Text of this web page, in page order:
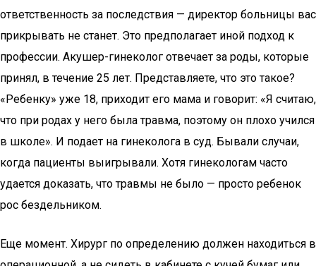
ответственность за последствия — директор больницы вас
прикрывать не станет. Это предполагает иной подход к
профессии. Акушер-гинеколог отвечает за роды, которые
принял, в течение 25 лет. Представляете, что это такое?
«Ребенку» уже 18, приходит его мама и говорит: «Я считаю,
что при родах у него была травма, поэтому он плохо учился
в школе». И подает на гинеколога в суд. Бывали случаи,
когда пациенты выигрывали. Хотя гинекологам часто
удается доказать, что травмы не было — просто ребенок
рос бездельником.
Еще момент. Хирург по определению должен находиться в